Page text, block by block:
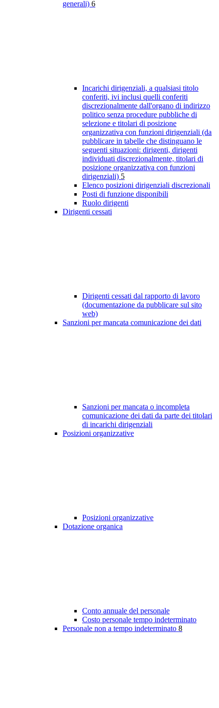
generali) 6
Incarichi dirigenziali, a qualsiasi titolo
conferiti, ivi inclusi quelli conferiti
discrezionalmente dall'organo di indirizzo
politico senza procedure pubbliche di
selezione e titolari di posizione
organizzativa con funzioni dirigenziali (da
pubblicare in tabelle che distinguano le
seguenti situazioni: dirigenti, dirigenti
individuati discrezionalmente, titolari di
posizione organizzativa con funzioni
dirigenziali) 5
Elenco posizioni dirigenziali discrezionali
Posti di funzione disponibili
Ruolo dirigenti
Dirigenti cessati
Dirigenti cessati dal rapporto di lavoro
(documentazione da pubblicare sul sito
web)
Sanzioni per mancata comunicazione dei dati
Sanzioni per mancata o incompleta
comunicazione dei dati da parte dei titolari
di incarichi dirigenziali
Posizioni organizzative
Posizioni organizzative
Dotazione organica
Conto annuale del personale
Costo personale tempo indeterminato
Personale non a tempo indeterminato 8